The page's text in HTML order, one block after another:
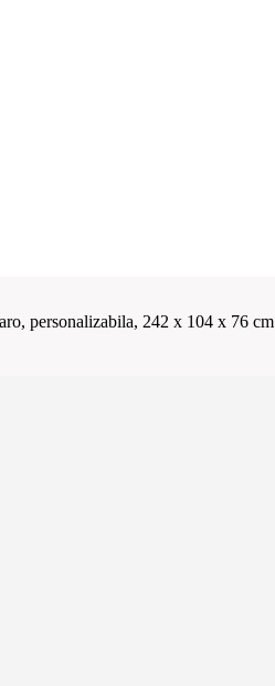
personalizabila, 242 x 104 x 76 cm